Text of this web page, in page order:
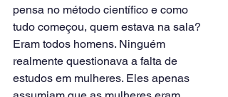
pensa no método científico e como
tudo começou, quem estava na sala?
Eram todos homens. Ninguém
realmente questionava a falta de
estudos em mulheres. Eles apenas